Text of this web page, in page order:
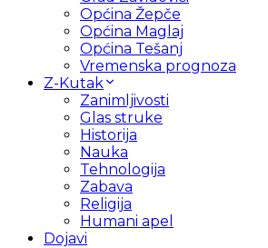
Općina Žepče
Općina Maglaj
Općina Tešanj
Vremenska prognoza
Z-Kutak
Zanimljivosti
Glas struke
Historija
Nauka
Tehnologija
Zabava
Religija
Humani apel
Dojavi